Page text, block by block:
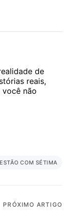
de
reais,
não
COM SÉTIMA
PRÓXIMO ARTIGO